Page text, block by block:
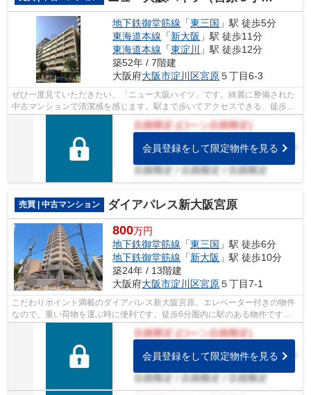
地下鉄御堂筋線 「東三国 」駅 徒歩5分
東海道本線 「新大阪 」駅 徒歩11分
東海道本線 「東淀川
」駅 徒歩12分
築52年 / 7階建
大阪府大阪市淀川区宮原５丁目6-3
ぜひ一度見ていただきたい、「ニュー大阪ハイツ」です。綺麗に整備された
中古マンションで清潔感を感じます。駅まで歩いてアクセスできる、徒歩5
分圏内の物件です。エレベーター付きの...
会員登録をして限定物件を見る
売買 | 中古マンション ダイアパレス新大阪宮原
800万円
地下鉄御堂筋線 「東三国 」駅 徒歩6分
地下鉄御堂筋線 「新大阪 」駅 徒歩10分
築24年 / 13階建
大阪府大阪市淀川区宮原５丁目7-1
こだわりポイント満載のダイアパレス新大阪宮原。エレベーター付きの物件
なので、重い荷物を運ぶ時に便利です。徒歩6分圏内に駅のある物件です。
築22年の中古マンションです。住民から...
会員登録をして限定物件を見る